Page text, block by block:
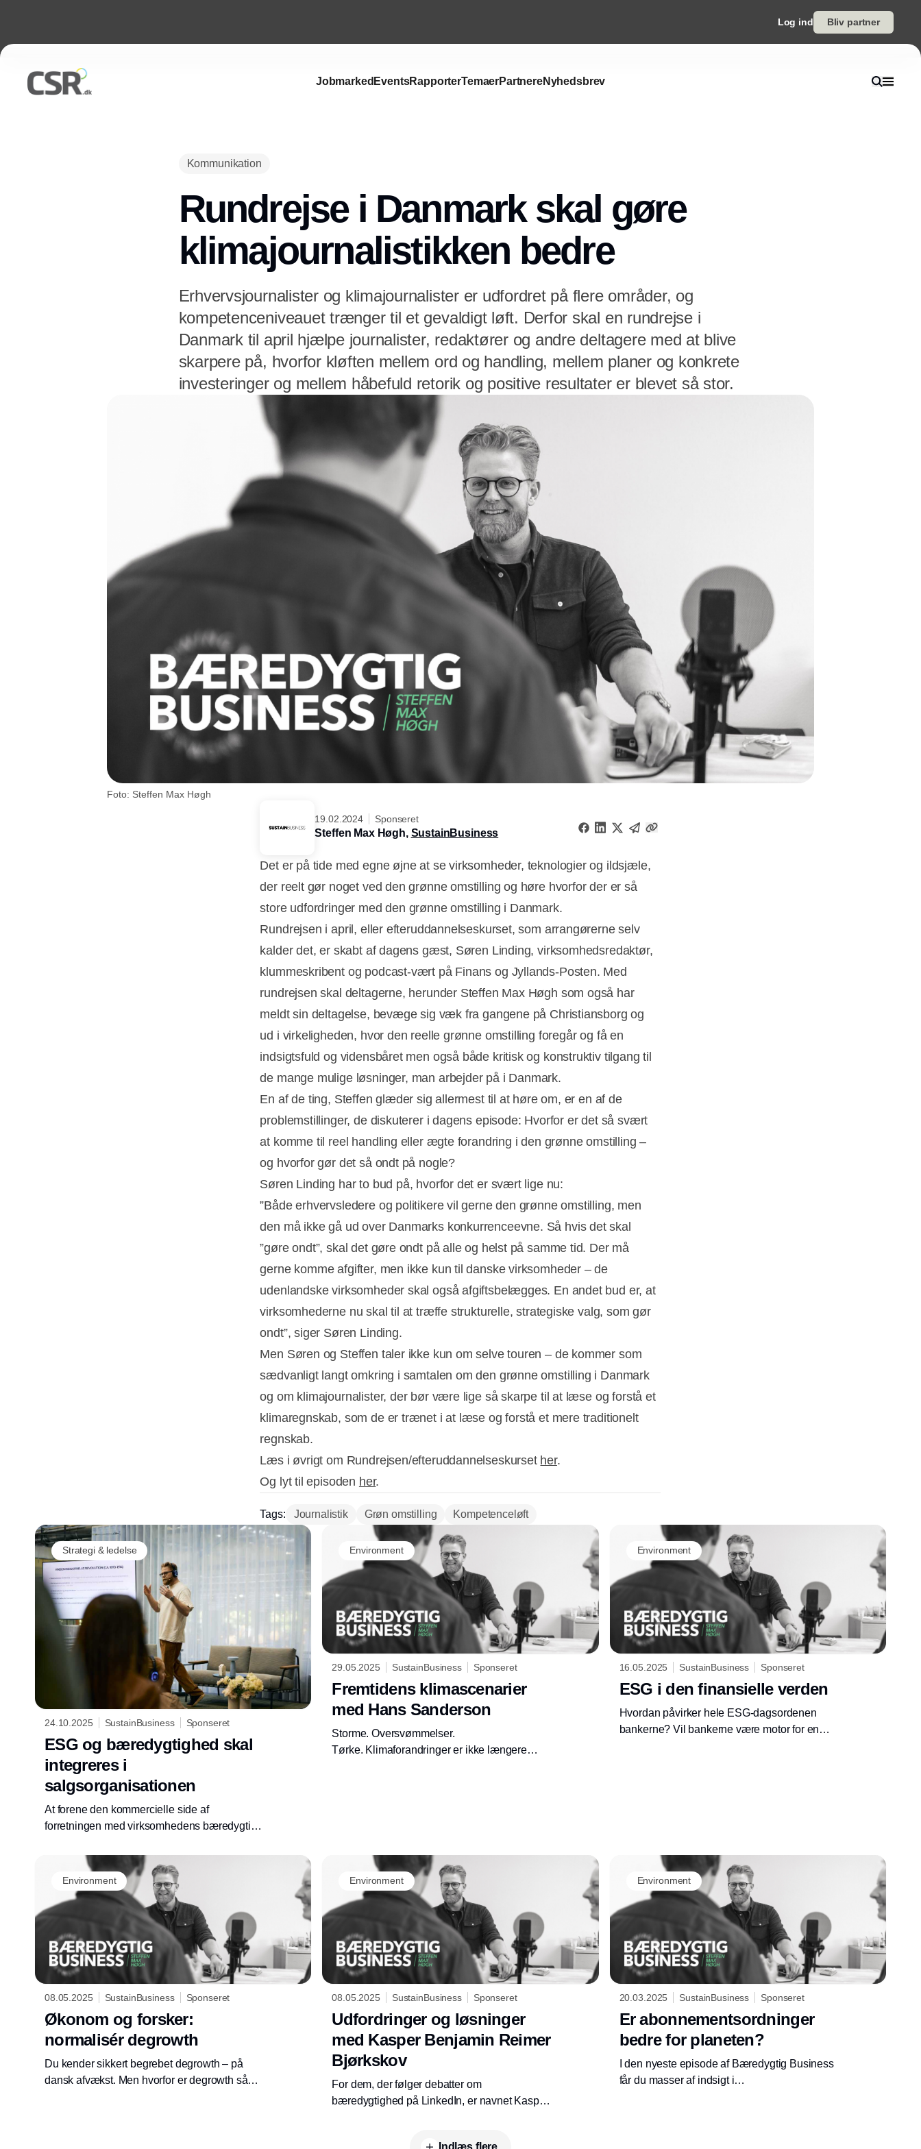
Log ind Bliv partner
Jobmarked EventsRapporterTemaerPartnereNyhedsbrev
Kommunikation
Rundrejse i Danmark skal gøre
klimajournalistikken bedre
Erhvervsjournalister og klimajournalister er udfordret på flere områder, og
kompetenceniveauet trænger til et gevaldigt løft. Derfor skal en rundrejse i
Danmark til april hjælpe journalister, redaktører og andre deltagere med at blive
skarpere på, hvorfor kløften mellem ord og handling, mellem planer og konkrete
investeringer og mellem håbefuld retorik og positive resultater er blevet så stor.
Foto: Steffen Max Høgh
19.02.2024 Sponseret
Steffen Max Høgh, SustainBusiness
Det er på tide med egne øjne at se virksomheder, teknologier og ildsjæle,
der reelt gør noget ved den grønne omstilling og høre hvorfor der er så
store udfordringer med den grønne omstilling i Danmark.
Rundrejsen i april, eller efteruddannelseskurset, som arrangørerne selv
kalder det, er skabt af dagens gæst, Søren Linding, virksomhedsredaktør,
klummeskribent og podcast-vært på Finans og Jyllands-Posten. Med
rundrejsen skal deltagerne, herunder Steffen Max Høgh som også har
meldt sin deltagelse, bevæge sig væk fra gangene på Christiansborg og
ud i virkeligheden, hvor den reelle grønne omstilling foregår og få en
indsigtsfuld og vidensbåret men også både kritisk og konstruktiv tilgang til
de mange mulige løsninger, man arbejder på i Danmark.
En af de ting, Steffen glæder sig allermest til at høre om, er en af de
problemstillinger, de diskuterer i dagens episode: Hvorfor er det så svært
at komme til reel handling eller ægte forandring i den grønne omstilling –
og hvorfor gør det så ondt på nogle?
Søren Linding har to bud på, hvorfor det er svært lige nu:
”Både erhvervsledere og politikere vil gerne den grønne omstilling, men
den må ikke gå ud over Danmarks konkurrenceevne. Så hvis det skal
”gøre ondt”, skal det gøre ondt på alle og helst på samme tid. Der må
gerne komme afgifter, men ikke kun til danske virksomheder – de
udenlandske virksomheder skal også afgiftsbelægges. En andet bud er, at
virksomhederne nu skal til at træffe strukturelle, strategiske valg, som gør
ondt”, siger Søren Linding.
Men Søren og Steffen taler ikke kun om selve touren – de kommer som
sædvanligt langt omkring i samtalen om den grønne omstilling i Danmark
og om klimajournalister, der bør være lige så skarpe til at læse og forstå et
klimaregnskab, som de er trænet i at læse og forstå et mere traditionelt
regnskab.
Læs i øvrigt om Rundrejsen/efteruddannelseskurset her.
Og lyt til episoden her.
Tags: Journalistik Grøn omstilling Kompetenceløft
Strategi & ledelse
24.10.2025 SustainBusiness Sponseret
ESG og bæredygtighed skal
integreres i
salgsorganisationen
At forene den kommercielle side af
forretningen med virksomhedens bæredygtige
udfordringer.
Environment
29.05.2025 SustainBusiness Sponseret
Fremtidens klimascenarier
med Hans Sanderson
Storme. Oversvømmelser.
Tørke. Klimaforandringer er ikke længere
Environment
16.05.2025 SustainBusiness Sponseret
ESG i den finansielle verden
Hvordan påvirker hele ESG-dagsordenen
bankerne? Vil bankerne være motor for en
Environment
08.05.2025 SustainBusiness Sponseret
Økonom og forsker:
normalisér degrowth
Du kender sikkert begrebet degrowth – på
dansk afvækst. Men hvorfor er degrowth så
Environment
08.05.2025 SustainBusiness Sponseret
Udfordringer og løsninger
med Kasper Benjamin Reimer
Bjørkskov
For dem, der følger debatter om
bæredygtighed på LinkedIn, er navnet Kasper
Environment
20.03.2025 SustainBusiness Sponseret
Er abonnementsordninger
bedre for planeten?
I den nyeste episode af Bæredygtig Business
får du masser af indsigt i
Indlæs flere